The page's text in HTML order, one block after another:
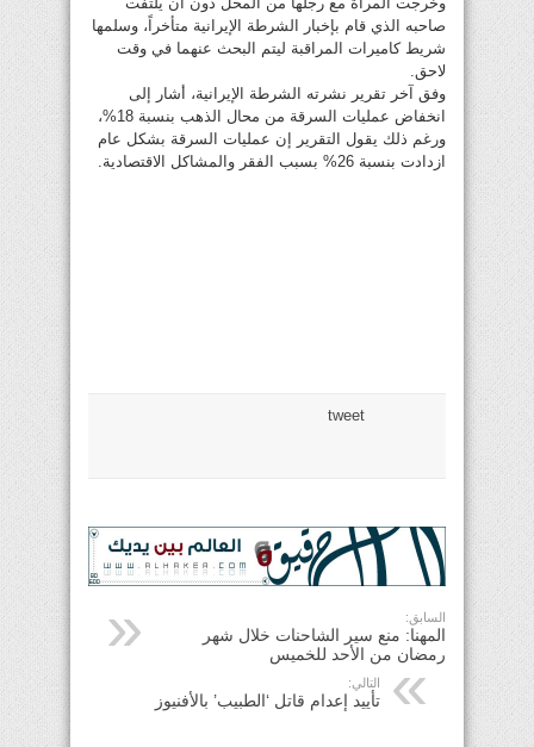
صاحبه الذي قام بإخبار الشرطة الإيرانية متأخراً، وسلمها
شريط كاميرات المراقبة ليتم البحث عنهما في وقت
لاحق.
وفق آخر تقرير نشرته الشرطة الإيرانية، أشار إلى
انخفاض عمليات السرقة من محال الذهب بنسبة 18%،
ورغم ذلك يقول التقرير إن عمليات السرقة بشكل عام
ازدادت بنسبة 26% بسبب الفقر والمشاكل الاقتصادية.
tweet
السابق:
المهنا: منع سير الشاحنات خلال شهر
رمضان من الأحد للخميس
التالي:
تأييد إعدام قاتل ‘الطبيب’ بالأفنيوز